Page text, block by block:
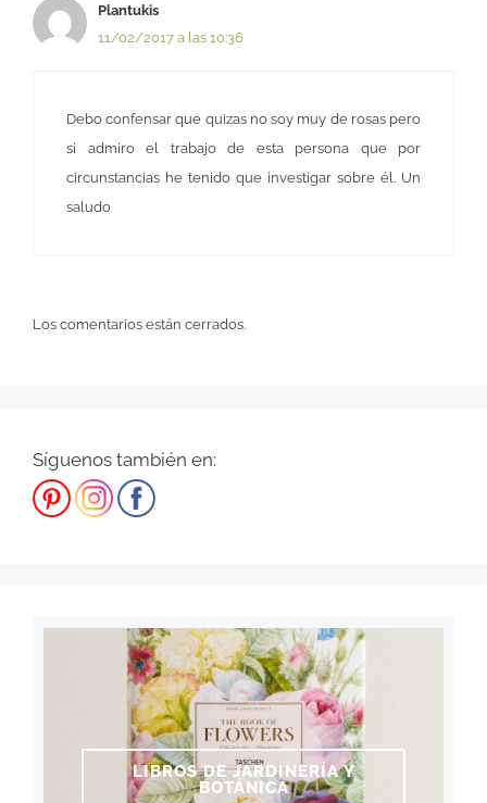
Plantukis
11/02/2017 a las 10:36
Debo confensar que quizas no soy muy de rosas pero
si admiro el trabajo de esta persona que por
circunstancias he tenido que investigar sobre él. Un
saludo
Los comentarios están cerrados.
Síguenos también en:
LIBROS DE JARDINERÍA Y
BOTÁNICA